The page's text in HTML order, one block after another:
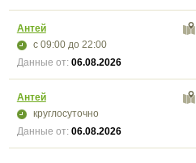
Антей
с 09:00до 22:00
Данные от: 06.08.2026
Антей
круглосуточно
Данные от: 06.08.2026